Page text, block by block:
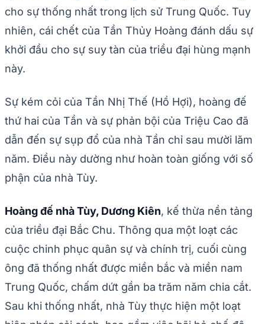
cho sự thống nhất trong lịch sử Trung Quốc. Tuy
nhiên, cái chết của Tần Thủy Hoàng đánh dấu sự
khởi đầu cho sự suy tàn của triều đại hùng mạnh
này.
Sự kém cỏi của Tần Nhị Thế (Hồ Hợi), hoàng đế
thứ hai của Tần và sự phản bội của Triệu Cao đã
dẫn đến sự sụp đổ của nhà Tần chỉ sau mười lăm
năm. Điều này dường như hoàn toàn giống với số
phận của nhà Tùy.
Hoàng đế nhà Tùy, Dương Kiên, kế thừa nền tảng
của triều đại Bắc Chu. Thông qua một loạt các
cuộc chinh phục quân sự và chính trị, cuối cùng
ông đã thống nhất được miền bắc và miền nam
Trung Quốc, chấm dứt gần ba trăm năm chia cắt.
Sau khi thống nhất, nhà Tùy thực hiện một loạt